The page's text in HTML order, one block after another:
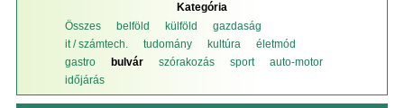
Kategória
Összes
belföld külföld
gazdaság
it / számtech.
tudomány kultúra
életmód
gastro
bulvár szórakozás sport
auto-motor
időjárás